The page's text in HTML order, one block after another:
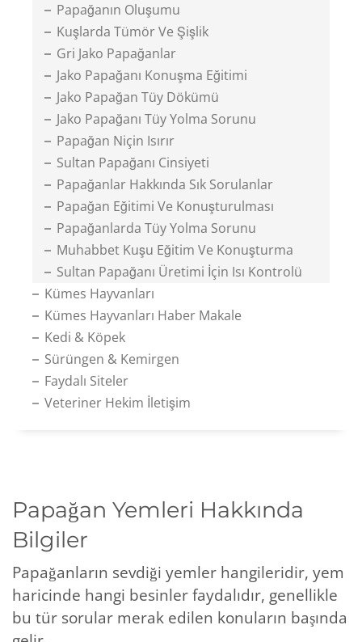
Papağanın Oluşumu
Kuşlarda Tümör Ve Şişlik
Gri Jako Papağanlar
Jako Papağanı Konuşma Eğitimi
Jako Papağan Tüy Dökümü
Jako Papağanı Tüy Yolma Sorunu
Papağan Niçin Isırır
Sultan Papağanı Cinsiyeti
Papağanlar Hakkında Sık Sorulanlar
Papağan Eğitimi Ve Konuşturulması
Papağanlarda Tüy Yolma Sorunu
Muhabbet Kuşu Eğitim Ve Konuşturma
Sultan Papağanı Üretimi İçin Isı Kontrolü
Kümes Hayvanları
Kümes Hayvanları Haber Makale
Kedi & Köpek
Sürüngen & Kemirgen
Faydalı Siteler
Veteriner Hekim İletişim
Papağan Yemleri Hakkında
Bilgiler
Papağanların sevdiği yemler hangileridir, yem
haricinde hangi besinler faydalıdır, genellikle
bu tür sorular merak edilen konuların başında